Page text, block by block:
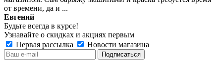
от времени, да и ...
Евгений
Будьте всегда в курсе!
Узнавайте о скидках и акциях первым
Первая рассылка
Новости магазина